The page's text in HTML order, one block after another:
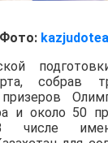
Фото:
собрав
и около 50
числе